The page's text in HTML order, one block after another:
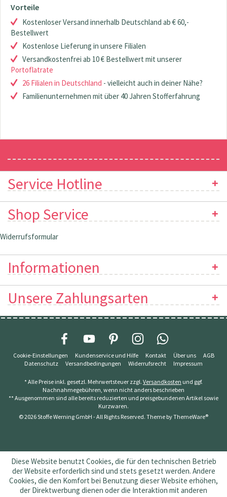
Vorteile
Kostenloser Versand innerhalb Deutschland ab € 60,-
Bestellwert
Kostenlose Lieferung in unsere Filialen
Versandkostenfrei ab 10 € Bestellwert mit unserer
Portoflatrate
26 Filialen in Deutschland - vielleicht auch in deiner Nähe?
Familienunternehmen mit über 40 Jahren Stofferfahrung
Service Hotline
Shop Service
Widerrufsformular
Informationen
Unsere Zahlungsarten
Cookie-Einstellungen Kundenservice und Hilfe Kontakt Über uns
AGB
Datenschutz
Versandbedingungen Widerrufsrecht Impressum
* Alle Preise inkl. gesetzl. Mehrwertsteuer zzgl. Versandkosten und ggf.
Nachnahmegebühren, wenn nicht anders beschrieben
** Ausgenommen sind alle bereits reduzierten und preisgebundenen Artikel sowie
Kurzwaren.
© 2026 Stoffe Werning GmbH - All Rights Reserved. Theme byThemeWare®
Diese Website benutzt Cookies, die für den technischen Betrieb
der Website erforderlich sind und stets gesetzt werden. Andere
Cookies, die den Komfort bei Benutzung dieser Website erhöhen,
der Direktwerbung dienen oder die Interaktion mit anderen